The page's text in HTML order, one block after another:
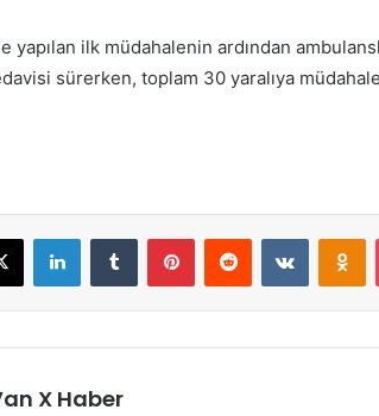
yapılan ilk müdahalenin ardından
sürerken, toplam 30 yaralıya
X LinkedInTumblr PinterestReddit
X Haber